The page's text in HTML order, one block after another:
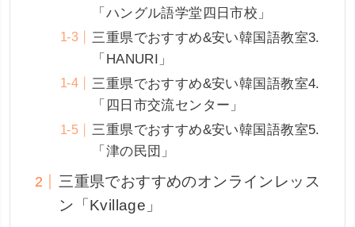
「ハングル語学堂四日市校」
三重県でおすすめ&安い韓国語教室3.
「HANURI」
三重県でおすすめ&安い韓国語教室4.
「四日市交流センター」
三重県でおすすめ&安い韓国語教室5.
「津の民団」
三重県でおすすめのオンラインレッス
ン「Kvillage」